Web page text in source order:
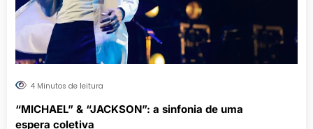
4 Minutos de leitura
“MICHAEL” & “JACKSON”: a sinfonia de uma
espera coletiva